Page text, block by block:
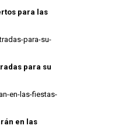
para las
para su
en las